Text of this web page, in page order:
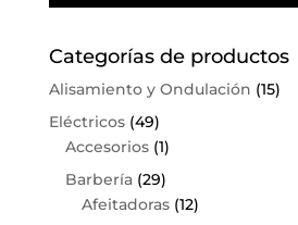
Categorías de productos
Alisamiento y Ondulación (15)
Eléctricos (49)
Accesorios (1)
Barbería (29)
Afeitadoras (12)